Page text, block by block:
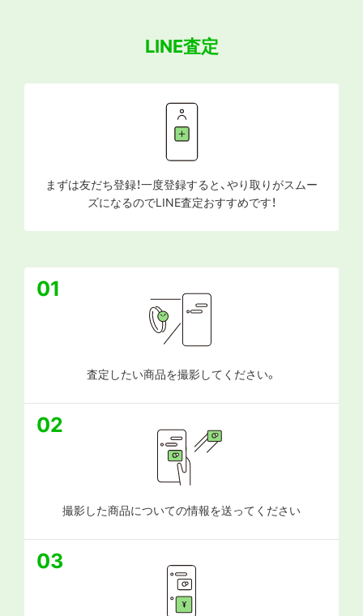
LINE査定
まずは友だち登録！一度登録すると、やり取りがスムー
ズになるのでLINE査定おすすめです！
01
査定したい商品を撮影してください。
02
撮影した商品についての情報を送ってください
03